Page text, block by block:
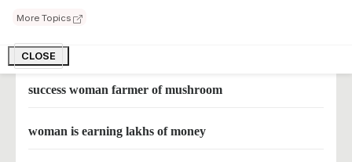
More Topics
CLOSE
Mushroom farming in October
success woman farmer of mushroom
woman is earning lakhs of money